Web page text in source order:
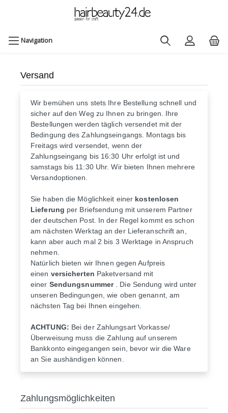
Navigation
Versand
Wir bemühen uns stets Ihre Bestellung schnell und
sicher auf den Weg zu Ihnen zu bringen. Ihre
Bestellungen werden täglich versendet mit der
Bedingung des Zahlungseingangs. Montags bis
Freitags wird versendet, wenn der
Zahlungseingang bis 16:30 Uhr erfolgt ist und
samstags bis 11:30 Uhr. Wir bieten Ihnen mehrere
Versandoptionen.
Sie haben die Möglichkeit einer kostenlosen
Lieferung per Briefsendung mit unserem Partner
der deutschen Post. In der Regel kommt es schon
am nächsten Werktag an der Lieferanschrift an,
kann aber auch mal 2 bis 3 Werktage in Anspruch
nehmen.
Natürlich bieten wir Ihnen gegen Aufpreis
einen versicherten Paketversand mit
einer Sendungsnummer
. Die Sendung wird unter
unseren Bedingungen, wie oben genannt, am
nächsten Tag bei Ihnen eingehen.
ACHTUNG: Bei der Zahlungsart Vorkasse/
Überweisung muss die Zahlung auf unserem
Bankkonto eingegangen sein, bevor wir die Ware
an Sie aushändigen können.
Zahlungsmöglichkeiten